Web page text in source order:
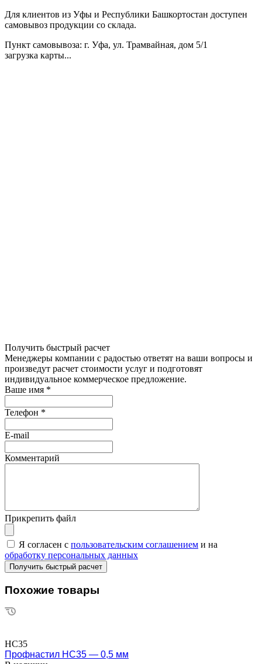
Для клиентов из Уфы и Республики Башкортостан доступен
самовывоз продукции со склада.
Пункт самовывоза: г. Уфа, ул. Трамвайная, дом 5/1
загрузка карты...
Получить быстрый расчет
Менеджеры компании с радостью ответят на ваши вопросы и
произведут расчет стоимости услуг и подготовят
индивидуальное коммерческое предложение.
Ваше имя *
Телефон *
E-mail
Комментарий
Прикрепить файл
Я согласен с пользовательским соглашением и на
обработку персональных данных
Похожие товары
НС35
Профнастил НС35 — 0,5 мм